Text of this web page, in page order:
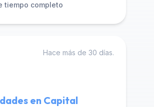
tiempo completo
Hace más de 30 días.
en Capital